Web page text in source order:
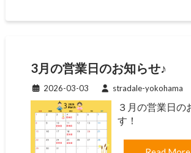
3月の営業日のお知らせ♪
2026-03-03 stradale-yokohama
３月の営業日の
す！